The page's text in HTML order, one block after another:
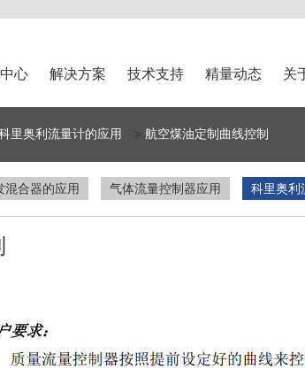
心 解决方案 技术支持 精量动态 关
里奥利流量计的应用 > 航空煤油定制曲线控制
混合器的应用 气体流量控制器应用 科里奥利